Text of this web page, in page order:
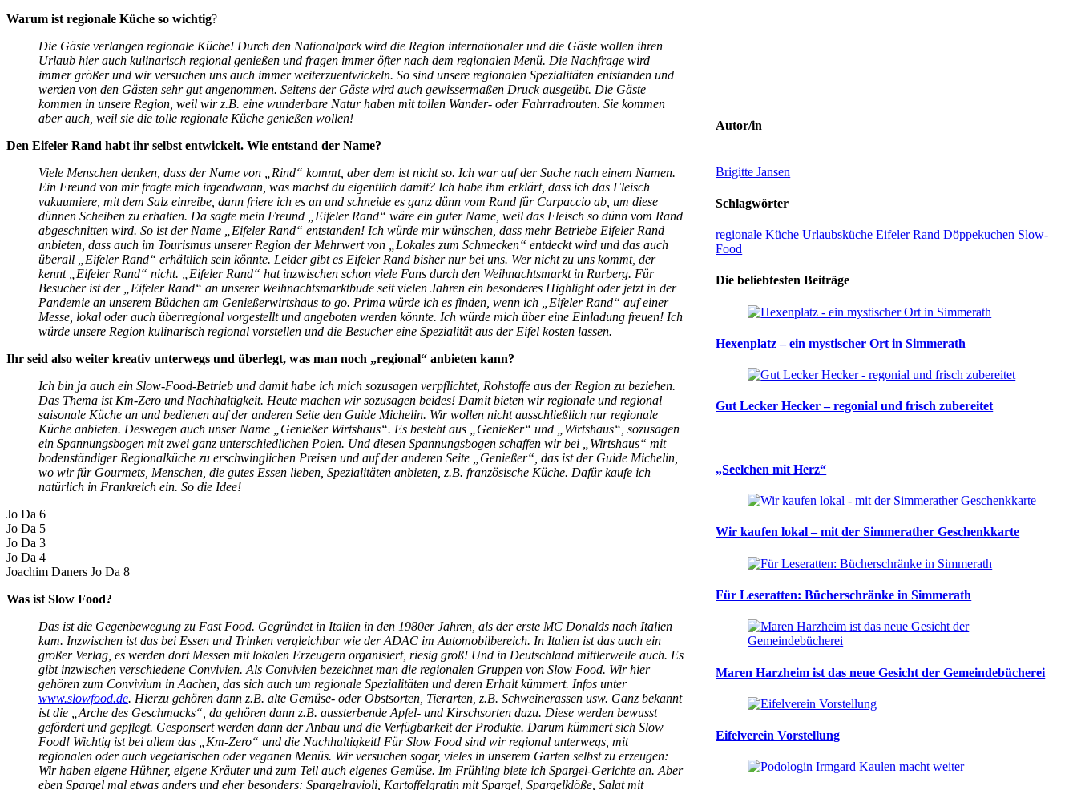
Warum ist regionale Küche so wichtig?
Die Gäste verlangen regionale Küche! Durch den Nationalpark wird die Region internationaler und die Gäste wollen ihren
Urlaub hier auch kulinarisch regional genießen und fragen immer öfter nach dem regionalen Menü. Die Nachfrage wird
immer größer und wir versuchen uns auch immer weiterzuentwickeln. So sind unsere regionalen Spezialitäten entstanden und
werden von den Gästen sehr gut angenommen. Seitens der Gäste wird auch gewissermaßen Druck ausgeübt. Die Gäste
kommen in unsere Region, weil wir z.B. eine wunderbare Natur haben mit tollen Wander- oder Fahrradrouten. Sie kommen
aber auch, weil sie die tolle regionale Küche genießen wollen!
Den Eifeler Rand habt ihr selbst entwickelt. Wie entstand der Name?
Viele Menschen denken, dass der Name von „Rind“ kommt, aber dem ist nicht so. Ich war auf der Suche nach einem Namen.
Ein Freund von mir fragte mich irgendwann, was machst du eigentlich damit? Ich habe ihm erklärt, dass ich das Fleisch
vakuumiere, mit dem Salz einreibe, dann friere ich es an und schneide es ganz dünn vom Rand für Carpaccio ab, um diese
dünnen Scheiben zu erhalten. Da sagte mein Freund „Eifeler Rand“ wäre ein guter Name, weil das Fleisch so dünn vom Rand
abgeschnitten wird. So ist der Name „Eifeler Rand“ entstanden! Ich würde mir wünschen, dass mehr Betriebe Eifeler Rand
anbieten, dass auch im Tourismus unserer Region der Mehrwert von „Lokales zum Schmecken“ entdeckt wird und das auch
überall „Eifeler Rand“ erhältlich sein könnte. Leider gibt es Eifeler Rand bisher nur bei uns. Wer nicht zu uns kommt, der
kennt „Eifeler Rand“ nicht. „Eifeler Rand“ hat inzwischen schon viele Fans durch den Weihnachtsmarkt in Rurberg. Für
Besucher ist der „Eifeler Rand“ an unserer Weihnachtsmarktbude seit vielen Jahren ein besonderes Highlight oder jetzt in der
Pandemie an unserem Büdchen am Genießerwirtshaus to go. Prima würde ich es finden, wenn ich „Eifeler Rand“ auf einer
Messe, lokal oder auch überregional vorgestellt und angeboten werden könnte. Ich würde mich über eine Einladung freuen! Ich
würde unsere Region kulinarisch regional vorstellen und die Besucher eine Spezialität aus der Eifel kosten lassen.
Ihr seid also weiter kreativ unterwegs und überlegt, was man noch „regional“ anbieten kann?
Ich bin ja auch ein Slow-Food-Betrieb und damit habe ich mich sozusagen verpflichtet, Rohstoffe aus der Region zu beziehen.
Das Thema ist Km-Zero und Nachhaltigkeit. Heute machen wir sozusagen beides! Damit bieten wir regionale und regional
saisonale Küche an und bedienen auf der anderen Seite den Guide Michelin. Wir wollen nicht ausschließlich nur regionale
Küche anbieten. Deswegen auch unser Name „Genießer Wirtshaus“. Es besteht aus „Genießer“ und „Wirtshaus“, sozusagen
ein Spannungsbogen mit zwei ganz unterschiedlichen Polen. Und diesen Spannungsbogen schaffen wir bei „Wirtshaus“ mit
bodenständiger Regionalküche zu erschwinglichen Preisen und auf der anderen Seite „Genießer“, das ist der Guide Michelin,
wo wir für Gourmets, Menschen, die gutes Essen lieben, Spezialitäten anbieten, z.B. französische Küche. Dafür kaufe ich
natürlich in Frankreich ein. So die Idee!
Jo Da 6
Jo Da 5
Jo Da 3
Jo Da 4
Joachim Daners Jo Da 8
Was ist Slow Food?
Das ist die Gegenbewegung zu Fast Food. Gegründet in Italien in den 1980er Jahren, als der erste MC Donalds nach Italien
kam. Inzwischen ist das bei Essen und Trinken vergleichbar wie der ADAC im Automobilbereich. In Italien ist das auch ein
großer Verlag, es werden dort Messen mit lokalen Erzeugern organisiert, riesig groß! Und in Deutschland mittlerweile auch. Es
gibt inzwischen verschiedene Convivien. Als Convivien bezeichnet man die regionalen Gruppen von Slow Food. Wir hier
gehören zum Convivium in Aachen, das sich auch um regionale Spezialitäten und deren Erhalt kümmert. Infos unter
www.slowfood.de. Hierzu gehören dann z.B. alte Gemüse- oder Obstsorten, Tierarten, z.B. Schweinerassen usw. Ganz bekannt
ist die „Arche des Geschmacks“, da gehören dann z.B. aussterbende Apfel- und Kirschsorten dazu. Diese werden bewusst
gefördert und gepflegt. Gesponsert werden dann der Anbau und die Verfügbarkeit der Produkte. Darum kümmert sich Slow
Food! Wichtig ist bei allem das „Km-Zero“ und die Nachhaltigkeit! Für Slow Food sind wir regional unterwegs, mit
regionalen oder auch vegetarischen oder veganen Menüs. Wir versuchen sogar, vieles in unserem Garten selbst zu erzeugen:
Wir haben eigene Hühner, eigene Kräuter und zum Teil auch eigenes Gemüse. Im Frühling biete ich Spargel-Gerichte an. Aber
eben Spargel mal etwas anders und eher besonders: Spargelravioli, Kartoffelgratin mit Spargel, Spargelklöße, Salat mit
Autor/in
Brigitte Jansen
Schlagwörter
regionale Küche Urlaubsküche Eifeler Rand Döppekuchen Slow-
Food
Die beliebtesten Beiträge
Hexenplatz – ein mystischer Ort in Simmerath
Gut Lecker Hecker – regonial und frisch zubereitet
„Seelchen mit Herz“
Wir kaufen lokal – mit der Simmerather Geschenkkarte
Für Leseratten: Bücherschränke in Simmerath
Maren Harzheim ist das neue Gesicht der Gemeindebücherei
Eifelverein Vorstellung